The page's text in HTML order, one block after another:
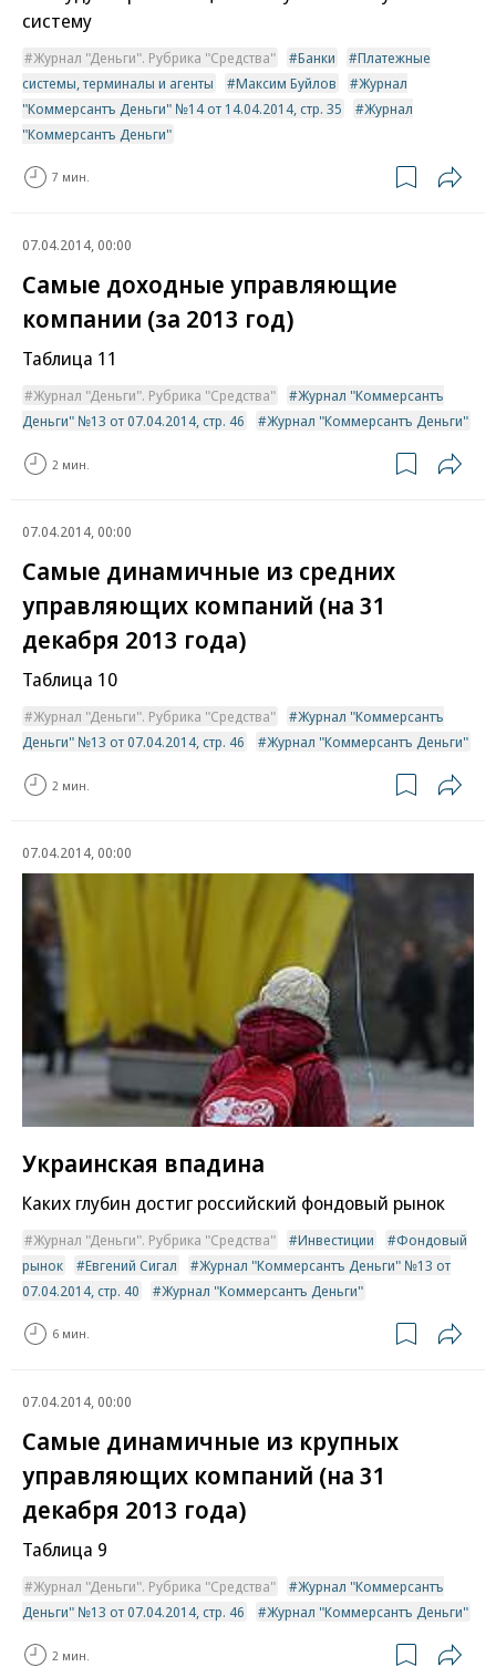
систему
Журнал "Деньги". Рубрика "Средства" Банки
Платежные
системы, терминалы и агенты
Максим Буйлов
Журнал
"Коммерсантъ Деньги" №14 от 14.04.2014, стр. 35
Журнал
"Коммерсантъ Деньги"
7 мин.
07.04.2014, 00:00
Самые доходные управляющие
компании (за 2013 год)
Таблица 11
Журнал "Деньги". Рубрика "Средства"
Журнал "Коммерсантъ
Деньги" №13 от 07.04.2014, стр. 46
Журнал "Коммерсантъ Деньги"
2 мин.
07.04.2014, 00:00
Самые динамичные из средних
управляющих компаний (на 31
декабря 2013 года)
Таблица 10
Журнал "Деньги". Рубрика "Средства"
Журнал "Коммерсантъ
Деньги" №13 от 07.04.2014, стр. 46
Журнал "Коммерсантъ Деньги"
2 мин.
07.04.2014, 00:00
Украинская впадина
Каких глубин достиг российский фондовый рынок
Журнал "Деньги". Рубрика "Средства" Инвестиции
Фондовый
рынок
Евгений Сигал
Журнал "Коммерсантъ Деньги" №13 от
07.04.2014, стр. 40
Журнал "Коммерсантъ Деньги"
6 мин.
07.04.2014, 00:00
Самые динамичные из крупных
управляющих компаний (на 31
декабря 2013 года)
Таблица 9
Журнал "Деньги". Рубрика "Средства"
Журнал "Коммерсантъ
Деньги" №13 от 07.04.2014, стр. 46
Журнал "Коммерсантъ Деньги"
2 мин.